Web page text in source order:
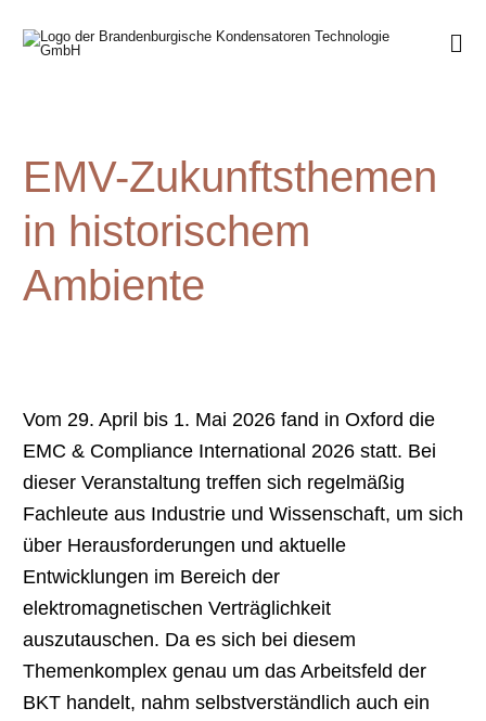
EMV-Zukunftsthemen
in historischem
Ambiente
Vom 29. April bis 1. Mai 2026 fand in Oxford die
EMC & Compliance International 2026 statt. Bei
dieser Veranstaltung treffen sich regelmäßig
Fachleute aus Industrie und Wissenschaft, um sich
über Herausforderungen und aktuelle
Entwicklungen im Bereich der
elektromagnetischen Verträglichkeit
auszutauschen. Da es sich bei diesem
Themenkomplex genau um das Arbeitsfeld der
BKT handelt, nahm selbstverständlich auch ein